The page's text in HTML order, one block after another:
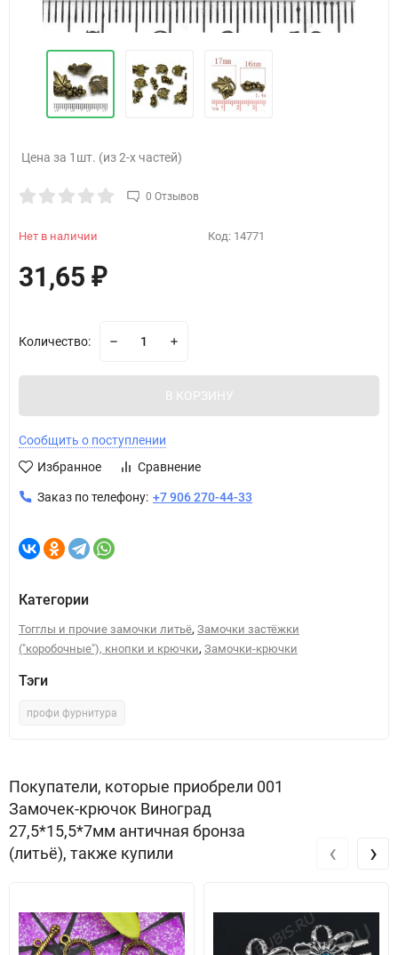
Цена за 1шт. (из 2-х частей)
0 Отзывов
Нет в наличии Код: 14771
31,65 ₽
Количество:
В КОРЗИНУ
Сообщить о поступлении
Избранное
Сравнение
Заказ по телефону: +7 906 270-44-33
Категории
Тогглы и прочие замочки литьё, Замочки застёжки
("коробочные"), кнопки и крючки, Замочки-крючки
Тэги
профи фурнитура
Покупатели, которые приобрели 001
Замочек-крючок Виноград
27,5*15,5*7мм античная бронза
(литьё), также купили
‹ ›